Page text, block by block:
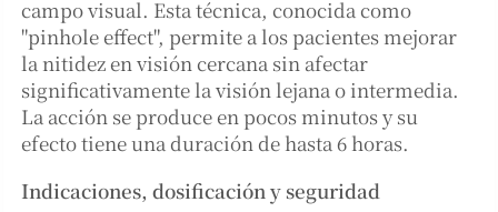
campo visual. Esta técnica, conocida como
"pinhole effect", permite a los pacientes mejorar
la nitidez en visión cercana sin afectar
significativamente la visión lejana o intermedia.
La acción se produce en pocos minutos y su
efecto tiene una duración de hasta 6 horas.
Indicaciones, dosificación y seguridad